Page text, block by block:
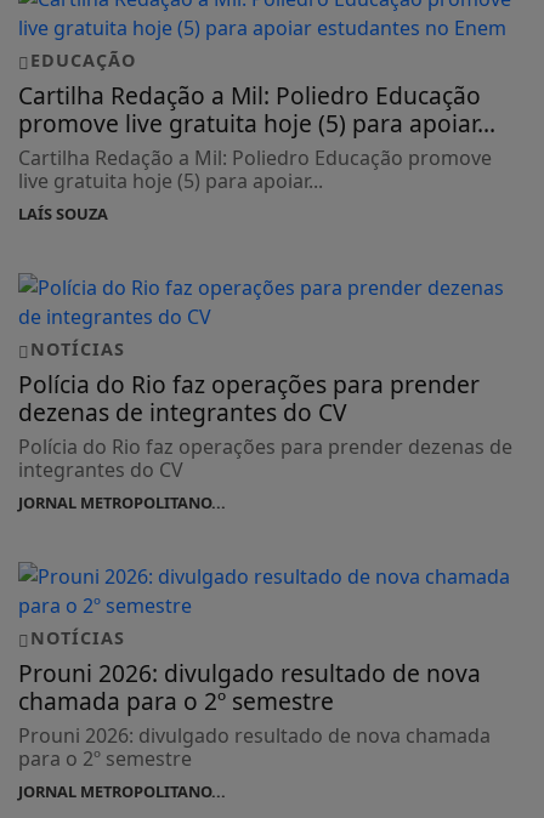
EDUCAÇÃO
Cartilha Redação a Mil: Poliedro Educação
promove live gratuita hoje (5) para apoiar...
Cartilha Redação a Mil: Poliedro Educação promove
live gratuita hoje (5) para apoiar...
LAÍS SOUZA
NOTÍCIAS
Polícia do Rio faz operações para prender
dezenas de integrantes do CV
Polícia do Rio faz operações para prender dezenas de
integrantes do CV
JORNAL METROPOLITANO...
NOTÍCIAS
Prouni 2026: divulgado resultado de nova
chamada para o 2º semestre
Prouni 2026: divulgado resultado de nova chamada
para o 2º semestre
JORNAL METROPOLITANO...